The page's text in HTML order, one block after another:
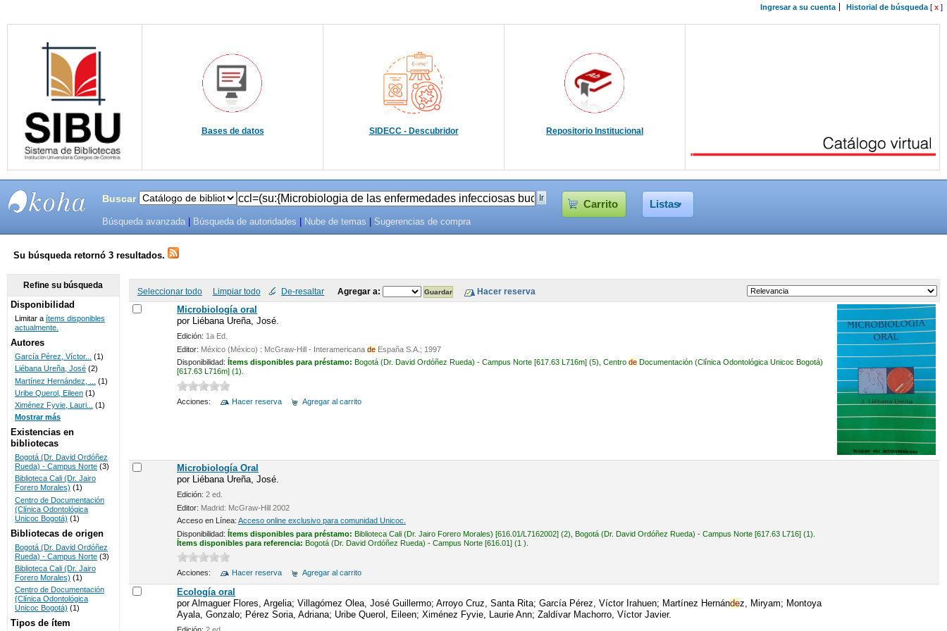
Ingresar a su cuenta Historial de búsqueda[ x ]
Bases de datos SIDECC - Descubridor Repositorio Institucional
SISTEMAS
DE
BIBLIOTECAS
UNICOC
Buscar Carrito Listas
Búsqueda avanzada Búsqueda de autoridades Nube de temas Sugerencias de compra
Su búsqueda retornó 3 resultados.
Seleccionar todo Limpiar todo De-resaltar Agregar a:
Microbiología oral
por Liébana Ureña, José.
Edición: 1a Ed.
Editor: México (México) : McGraw-Hill - Interamericana deEspaña S.A.; 1997
Disponibilidad: Ítems disponibles para préstamo: Bogotá (Dr. David Ordóñez Rueda) - Campus Norte [617.63 L716m] (5), Centro deDocumentación (Clínica Odontológica Unicoc Bogotá)
[617.63 L716m] (1).
Acciones: Hacer reserva Agregar al carrito
Microbiología Oral
por Liébana Ureña, José.
Edición: 2 ed.
Editor: Madrid: McGraw-Hill 2002
Acceso en Línea: Acceso online exclusivo para comunidad Unicoc.
Disponibilidad: Ítems disponibles para préstamo: Biblioteca Cali (Dr. Jairo Forero Morales) [616.01/L7162002] (2), Bogotá (Dr. David Ordóñez Rueda) - Campus Norte [617.63 L716] (1).
Ítems disponibles para referencia: Bogotá (Dr. David Ordóñez Rueda) - Campus Norte [616.01] (1 ).
Acciones: Hacer reserva Agregar al carrito
Ecología oral
porAlmaguer Flores, Argelia; Villagómez Olea, José Guillermo; Arroyo Cruz, Santa Rita; García Pérez, Víctor Irahuen; Martínez Hernández, Miryam; Montoya
Ayala, Gonzalo; Pérez Soria, Adriana; Uribe Querol, Eileen; Ximénez Fyvie, Laurie Ann; Zaldívar Machorro, Víctor Javier.
Refine su búsqueda
Disponibilidad
Limitar a ítems disponibles
actualmente.
Autores
García Pérez, Víctor...
(1)
Liébana Ureña, José (2)
Martínez Hernández, ...
(1)
Uribe Querol, Eileen (1)
Ximénez Fyvie, Lauri...
(1)
Mostrar más
Existencias en
bibliotecas
Bogotá (Dr. David Ordóñez
Rueda) - Campus Norte (3)
Biblioteca Cali (Dr. Jairo
Forero Morales) (1)
Centro de Documentación
(Clínica Odontológica
Unicoc Bogotá) (1)
Bibliotecas de origen
Bogotá (Dr. David Ordóñez
Rueda) - Campus Norte (3)
Biblioteca Cali (Dr. Jairo
Forero Morales) (1)
Centro de Documentación
(Clínica Odontológica
Unicoc Bogotá) (1)
Tipos de ítem